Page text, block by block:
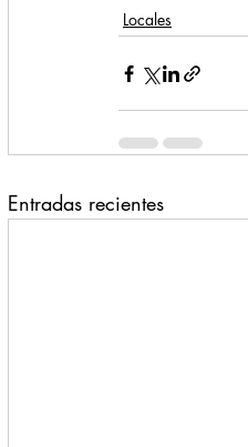
Locales
Entradas recientes